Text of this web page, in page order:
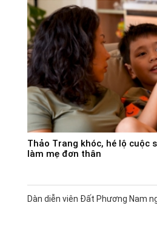
Thảo Trang khóc, hé lộ cuộc
làm mẹ đơn thân
Dàn diễn viên Đất Phương Nam